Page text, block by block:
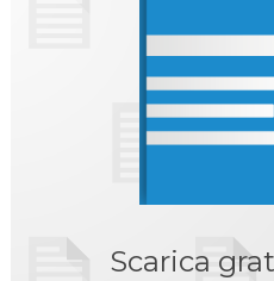
Scarica